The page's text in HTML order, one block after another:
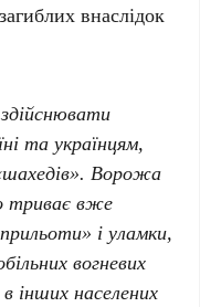
внаслідок
та українцям,
Ворожа
триває вже
і уламки,
вогневих
інших населених